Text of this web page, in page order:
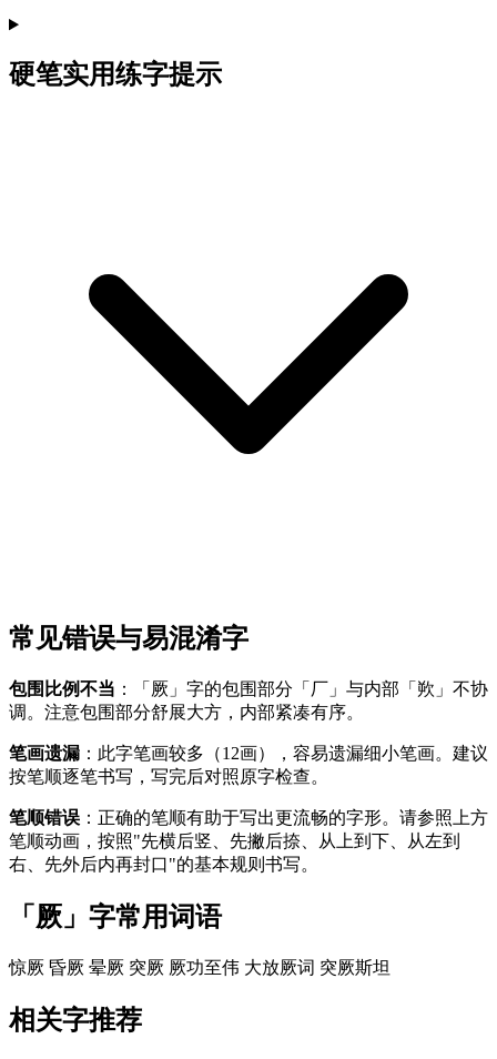
硬笔实用练字提示
常见错误与易混淆字
包围比例不当 ：「厥」字的包围部分「厂」与内部「欮」不协
调。注意包围部分舒展大方，内部紧凑有序。
笔画遗漏 ：此字笔画较多（12画），容易遗漏细小笔画。建议
按笔顺逐笔书写，写完后对照原字检查。
笔顺错误 ：正确的笔顺有助于写出更流畅的字形。请参照上方
笔顺动画，按照"先横后竖、先撇后捺、从上到下、从左到
右、先外后内再封口"的基本规则书写。
「厥」字常用词语
惊厥 昏厥 晕厥 突厥 厥功至伟 大放厥词 突厥斯坦
相关字推荐